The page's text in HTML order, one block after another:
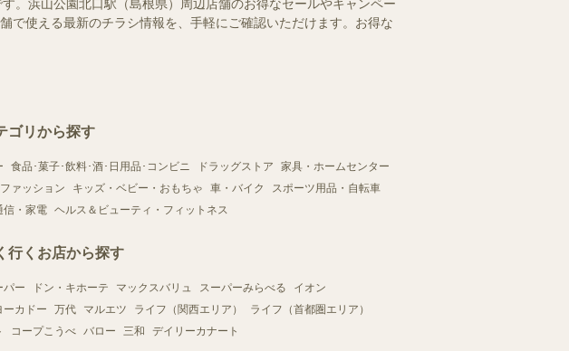
。浜山公園北口駅（島根県）周辺店舗のお得なセールやキャンペー
で使える最新のチラシ情報を、手軽にご確認いただけます。お得な
ゴリから探す
食品･菓子･飲料･酒･日用品･コンビニ ドラッグストア
家具・ホームセンター
ファッション キッズ・ベビー・おもちゃ 車・バイク
スポーツ用品・自転車
信・家電 ヘルス＆ビューティ・フィットネス
行くお店から探す
パー ドン・キホーテ マックスバリュ スーパーみらべる
イオン
ーカドー
万代 マルエツ ライフ（関西エリア）
ライフ（首都圏エリア）
コープこうべ バロー 三和 デイリーカナート